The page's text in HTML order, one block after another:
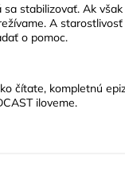
sa stabilizovať. Ak
A
o pomoc.
čítate, kompletnú
iloveme.